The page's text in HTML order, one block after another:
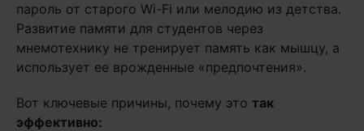
пароль от старого Wi-Fi или мелодию из детства.
Развитие памяти для студентов через
мнемотехнику не тренирует память как мышцу, а
использует ее врожденные «предпочтения».
Вот ключевые причины, почему это так
эффективно: